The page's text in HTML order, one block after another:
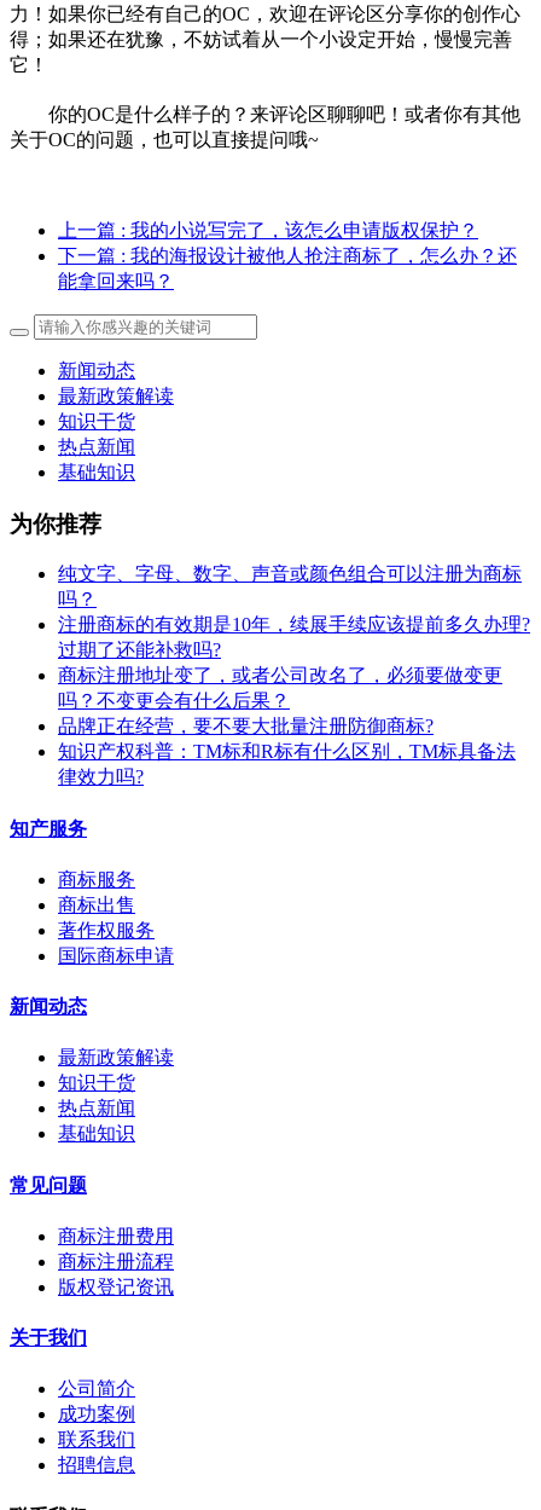
力！如果你已经有自己的OC，欢迎在评论区分享你的创作心
得；如果还在犹豫，不妨试着从一个小设定开始，慢慢完善
它！
你的OC是什么样子的？来评论区聊聊吧！或者你有其他
关于OC的问题，也可以直接提问哦~
上一篇 : 我的小说写完了，该怎么申请版权保护？
下一篇 : 我的海报设计被他人抢注商标了，怎么办？还
能拿回来吗？
新闻动态
最新政策解读
知识干货
热点新闻
基础知识
为你推荐
纯文字、字母、数字、声音或颜色组合可以注册为商标
吗？
注册商标的有效期是10年，续展手续应该提前多久办理?
过期了还能补救吗?
商标注册地址变了，或者公司改名了，必须要做变更
吗？不变更会有什么后果？
​品牌正在经营，要不要大批量注册防御商标?
知识产权科普：TM标和R标有什么区别，TM标具备法
律效力吗?
知产服务
商标服务
商标出售
著作权服务
国际商标申请
新闻动态
最新政策解读
知识干货
热点新闻
基础知识
常见问题
商标注册费用
商标注册流程
版权登记资讯
关于我们
公司简介
成功案例
联系我们
招聘信息